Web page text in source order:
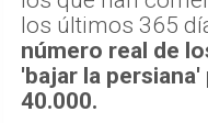
los últimos 365
número real de
'bajar la
40.000.